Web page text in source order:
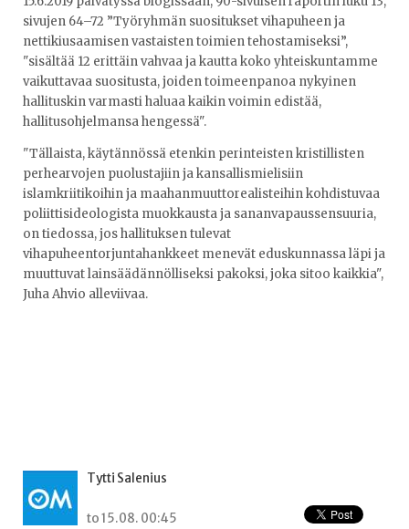
sivujen 64–72 ”Työryhmän suositukset vihapuheen ja
nettikiusaamisen vastaisten toimien tehostamiseksi”,
"sisältää 12 erittäin vahvaa ja kautta koko yhteiskuntamme
vaikuttavaa suositusta, joiden toimeenpanoa nykyinen
hallituskin varmasti haluaa kaikin voimin edistää,
hallitusohjelmansa hengessä".
"Tällaista, käytännössä etenkin perinteisten kristillisten
perhearvojen puolustajiin ja kansallismielisiin
islamkriitikoihin ja maahanmuuttorealisteihin kohdistuvaa
poliittisideologista muokkausta ja sananvapaussensuuria,
on tiedossa, jos hallituksen tulevat
vihapuheentorjuntahankkeet menevät eduskunnassa läpi ja
muuttuvat lainsäädännölliseksi pakoksi, joka sitoo kaikkia",
Juha Ahvio alleviivaa.
Tytti Salenius
to 15.08. 00:45